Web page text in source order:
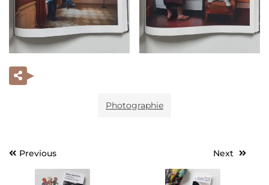
Photographie
Navigation
Previous Next